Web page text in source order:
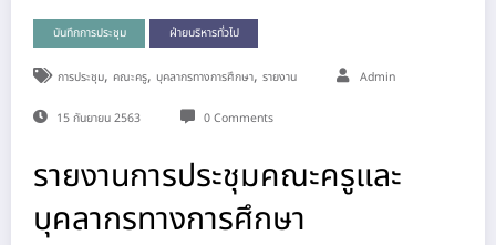
บันทึกการประชุม ฝ่ายบริหารทั่วไป
การประชุม, คณะครู, บุคลากรทางการศึกษา, รายงาน Admin
15 กันยายน 2563 0 Comments
รายงานการประชุมคณะครูและ
บุคลากรทางการศึกษา